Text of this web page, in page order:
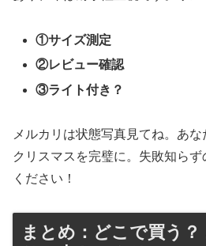
①サイズ測定
②レビュー確認
③ライト付き？
メルカリは状態写真見てね。あな
クリスマスを完璧に。失敗知ら
ください！
まとめ：どこで買う